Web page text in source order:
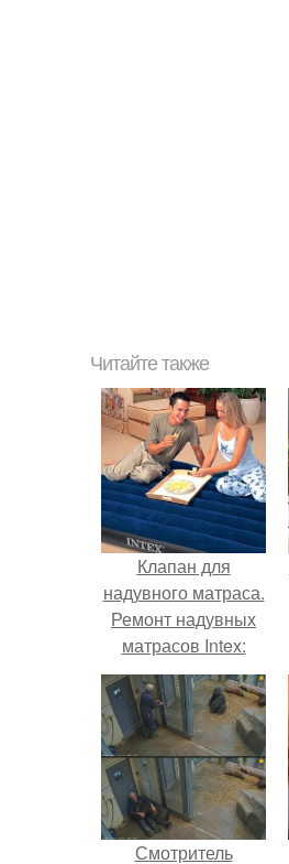
Читайте также
Клапан для
надувного матраса.
Ремонт надувных
матрасов Intex:
неисправности и
методы их
устранения
Смотритель